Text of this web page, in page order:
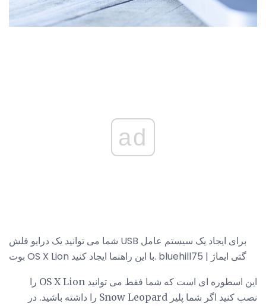
ad
شما می توانید یک درایو فلش USB برای ایجاد یک سیستم عامل
بوت OS X Lion با این راهنما ایجاد کنید. bluehill75 | گتی ایماژ
این اسطوره ای است که شما فقط می توانید OS X Lion را
نصب کنید اگر شما پلیر Snow Leopard را داشته باشید. در